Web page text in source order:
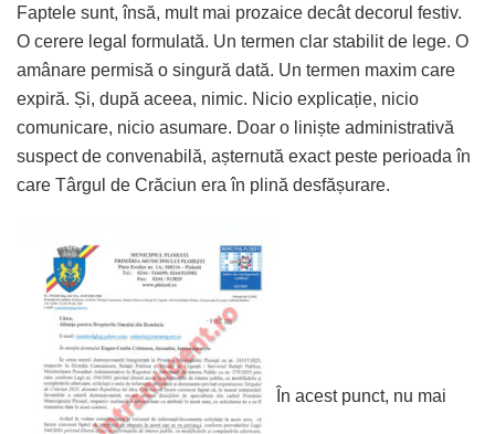
Faptele sunt, însă, mult mai prozaice decât decorul festiv.
O cerere legal formulată. Un termen clar stabilit de lege. O
amânare permisă o singură dată. Un termen maxim care
expiră. Și, după aceea, nimic. Nicio explicație, nicio
comunicare, nicio asumare. Doar o liniște administrativă
suspect de convenabilă, așternută exact peste perioada în
care Târgul de Crăciun era în plină desfășurare.
În acest punct, nu mai